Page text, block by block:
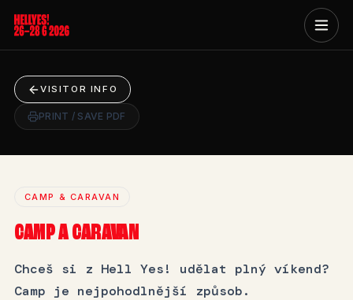
VISITOR INFO
PRINT / SAVE PDF
CAMP & CARAVAN
CAMP A CARAVAN
Chceš si z Hell Yes! udělat plný víkend?
Camp je nejpohodlnější způsob.